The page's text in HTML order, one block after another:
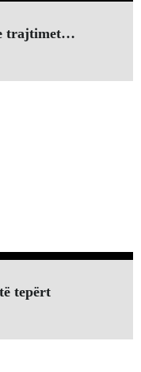
trajtimet…
tepërt